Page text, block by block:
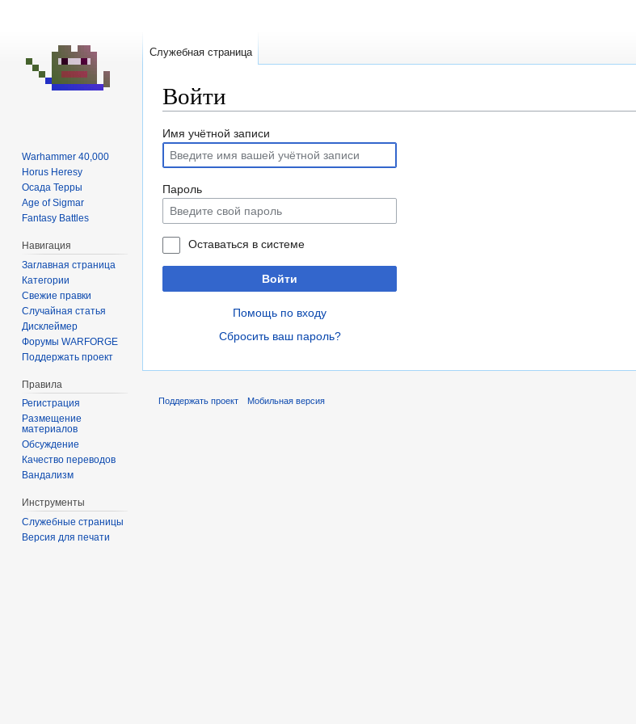
Войти
Перейти
навигации
Перейти
поиску
Имя учётной записи
Пароль
Оставаться в системе
Войти
Помощь по входу
Сбросить ваш пароль?
Служебная страница
Warhammer 40,000
Horus Heresy
Осада Терры
Age of Sigmar
Fantasy Battles
Навигация
Заглавная страница
Категории
Свежие правки
Случайная статья
Дисклеймер
Форумы WARFORGE
Поддержать проект
Правила
Регистрация
Размещение
материалов
Обсуждение
Качество переводов
Вандализм
Инструменты
Служебные страницы
Версия для печати
Поддержать проект Мобильная версия